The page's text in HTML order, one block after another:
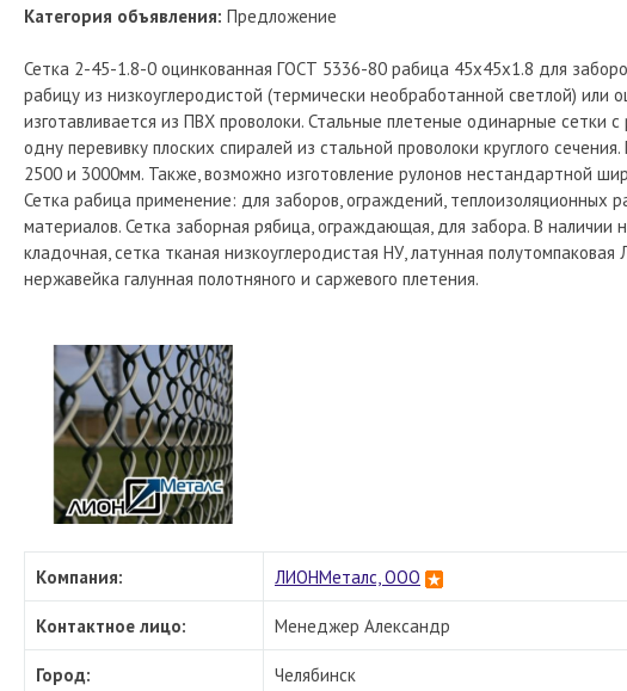
Категория объявления: Предложение
Сетка 2-45-1.8-0 оцинкованная ГОСТ 5336-80 рабица 45х45х1.8 для
рабицу из низкоуглеродистой (термически необработанной светлой)
изготавливается из ПВХ проволоки. Стальные плетеные одинарные сетки
одну перевивку плоских спиралей из стальной проволоки круглого
2500 и 3000мм. Также, возможно изготовление рулонов нестандартной
Сетка рабица применение: для заборов, ограждений, теплоизоляционных
материалов. Сетка заборная рябица, ограждающая, для забора. В
кладочная, сетка тканая низкоуглеродистая НУ, латунная
нержавейка галунная полотняного и саржевого плетения.
Компания: ЛИОНМеталс, ООО
Контактное лицо: Менеджер Александр
Город: Челябинск